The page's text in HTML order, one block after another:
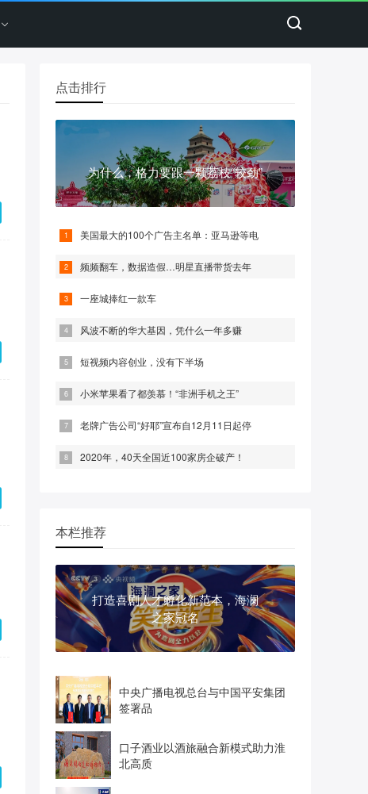
点击排行
为什么，格力要跟一颗荔枝“较劲”
美国最大的100个广告主名单：亚马逊等电
频频翻车，数据造假…明星直播带货去年
一座城捧红一款车
风波不断的华大基因，凭什么一年多赚
短视频内容创业，没有下半场
小米苹果看了都羡慕！“非洲手机之王”
老牌广告公司“好耶”宣布自12月11日起停
2020年，40天全国近100家房企破产！
本栏推荐
打造喜剧人才孵化新范本，海澜
之家冠名
中央广播电视总台与中国平安集团
签署品
口子酒业以酒旅融合新模式助力淮
北高质